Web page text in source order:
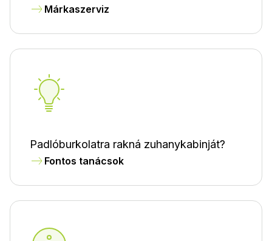
Márkaszerviz
Padlóburkolatra rakná zuhanykabinját?
Fontos tanácsok